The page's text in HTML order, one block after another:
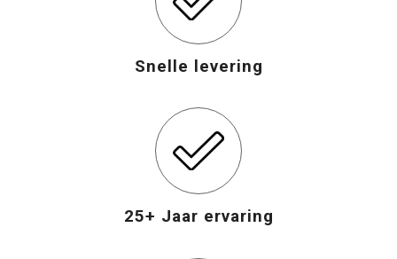
Snelle levering
25+ Jaar ervaring